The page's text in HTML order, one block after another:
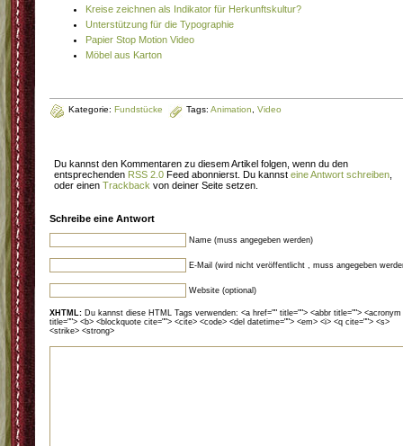
Kreise zeichnen als Indikator für Herkunftskultur?
Unterstützung für die Typographie
Papier Stop Motion Video
Möbel aus Karton
Kategorie: Fundstücke Tags: Animation Video
Du kannst den Kommentaren zu diesem Artikel folgen, wenn du den
entsprechenden RSS 2.0 Feed abonnierst. Du kannst eine Antwort schreiben
oder einen Trackback von deiner Seite setzen.
Schreibe eine Antwort
Name (muss angegeben werden)
E-Mail (wird nicht veröffentlicht , muss angegeben
Website (optional)
XHTML: Du kannst diese HTML Tags verwenden: <a href="" title=""> <abbr title=""> <acronym
title=""> <b> <blockquote cite=""> <cite> <code> <del datetime=""> <em> <i> <q cite=""> <s>
<strike> <strong>